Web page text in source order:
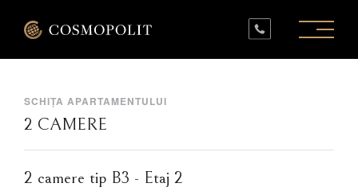
PROIECTE ÎN LUCRU
PROIECTE FINALIZATE
SPAȚII COMERCIALE
SCHIȚA APARTAMENTULUI
2 CAMERE
2 camere tip B3 - Etaj 2